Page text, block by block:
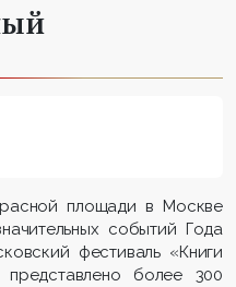
площади в Москве
событий Года
фестиваль «Книги
более 300